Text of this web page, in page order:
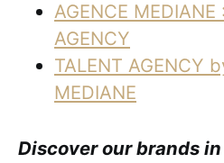
AGENCE
AGENCY
TALENT AGENCY
MEDIANE
Discover our brands